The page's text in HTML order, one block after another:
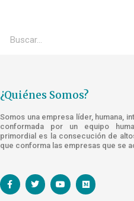
¿Quiénes Somos?
Somos una empresa líder, humana,
conformada por un equipo
primordial es la consecución de
que conforma las empresas que se